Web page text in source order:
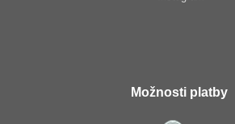
Možnosti platby